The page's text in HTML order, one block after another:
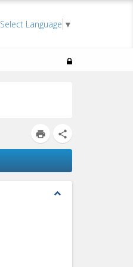
Select Language ▼
print share
expand_less